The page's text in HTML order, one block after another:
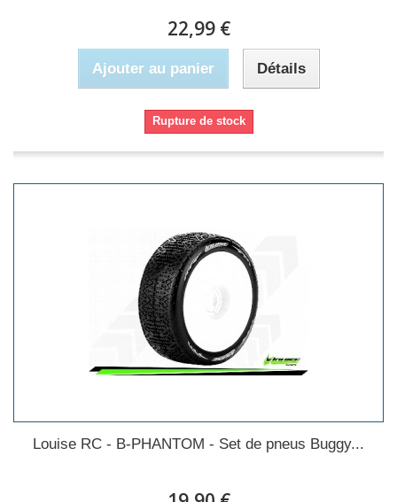
22,99 €
Ajouter au panier Détails
Rupture de stock
Louise RC - B-PHANTOM - Set de pneus Buggy...